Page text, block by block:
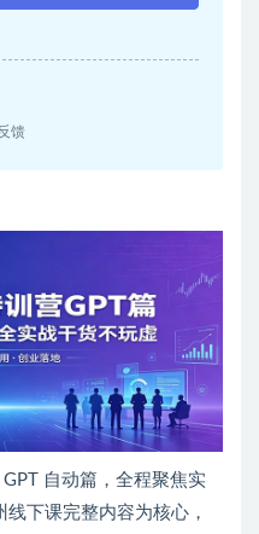
馈
自动篇，全程聚焦实
下课完整内容为核心，